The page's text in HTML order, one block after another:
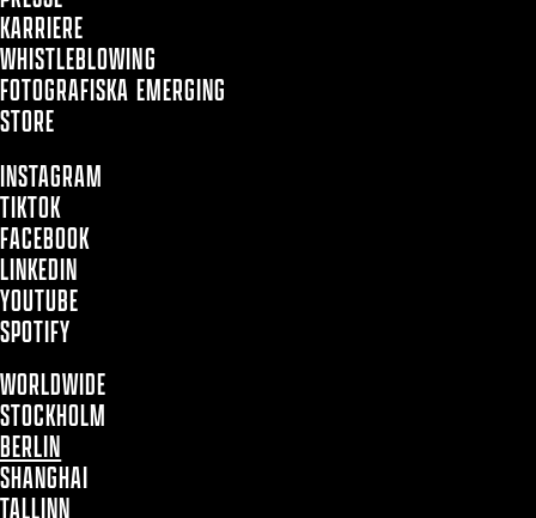
KARRIERE
WHISTLEBLOWING
FOTOGRAFISKA EMERGING
STORE
INSTAGRAM
TIKTOK
FACEBOOK
LINKEDIN
YOUTUBE
SPOTIFY
WORLDWIDE
STOCKHOLM
BERLIN
SHANGHAI
TALLINN